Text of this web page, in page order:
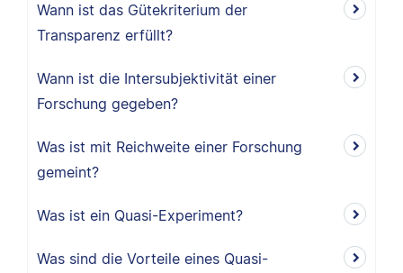
Wann ist das Gütekriterium der
Transparenz erfüllt?
Wann ist die Intersubjektivität einer
Forschung gegeben?
Was ist mit Reichweite einer Forschung
gemeint?
Was ist ein Quasi-Experiment?
Was sind die Vorteile eines Quasi-